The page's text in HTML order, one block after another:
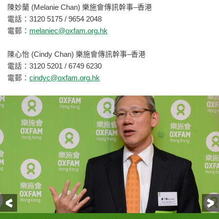
陳妙蘭 (Melanie Chan) 樂施會傳訊幹事–香港
電話：3120 5175 / 9654 2048
電郵： melaniec@oxfam.org.hk
陳心怡 (Cindy Chan) 樂施會傳訊幹事–香港
電話：3120 5201 / 6749 6230
電郵： cindyc@oxfam.org.hk
前一頁